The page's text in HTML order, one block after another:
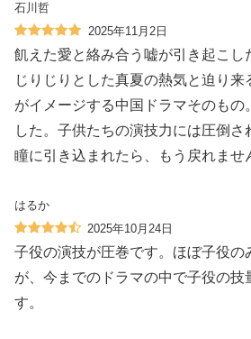
石川哲
2025年11月2日
飢えた愛と絡み合う嘘が引き起こし
じりじりとした真夏の熱気と迫り来
がイメージする中国ドラマそのもの
した。子供たちの演技力には圧倒
瞳に引き込まれたら、もう戻れませ
はるか
2025年10月24日
子役の演技が圧巻です。ほぼ子役の
が、今までのドラマの中で子役の技
す。